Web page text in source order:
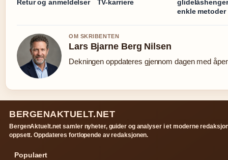
Retur og anmeldelser TV-karriere
enkle metoder
OM SKRIBENTEN
Lars Bjarne Berg Nilsen
Dekningen oppdateres gjennom dagen med
BERGENAKTUELT.NET
BergenAktuelt.net samler nyheter, guider og analyser i et moderne
oppsett. Oppdateres fortlopende av redaksjonen.
Populaert